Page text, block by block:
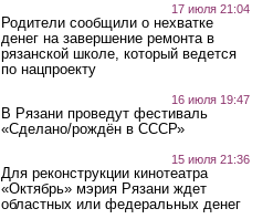
17 июля 21:04
Родители сообщили о нехватке
денег на завершение ремонта в
рязанской школе, который ведется
по нацпроекту
16 июля 19:47
В Рязани проведут фестиваль
«Сделано/рождён в СССР»
15 июля 21:36
Для реконструкции кинотеатра
«Октябрь» мэрия Рязани ждет
областных или федеральных денег